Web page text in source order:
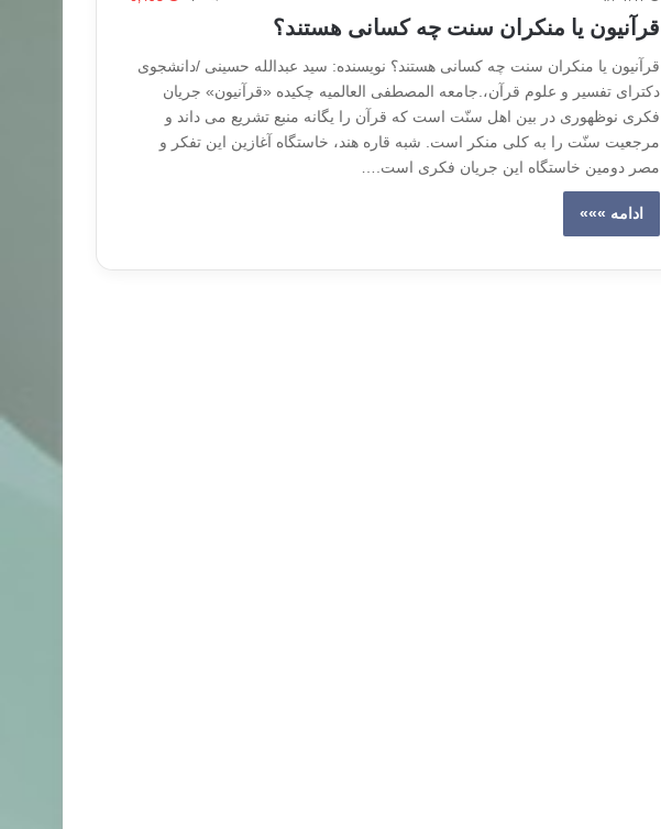
قرآنیون یا منکران سنت چه کسانی هستند؟
قرآنیون یا منکران سنت چه کسانی هستند؟ نویسنده: سید عبدالله حسینی /دانشجوی
دکترای تفسیر و علوم قرآن،.جامعه المصطفی العالمیه چکیده «قرآنیون» جریان
فکری نوظهوری در بین اهل سنّت است که قرآن را یگانه منبع تشریع می داند و
مرجعیت سنّت را به کلی منکر است. شبه قاره هند، خاستگاه آغازین این تفکر و
مصر دومین خاستگاه این جریان فکری است.…
ادامه »»»